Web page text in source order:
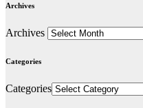
Archives
Archives
Categories
Categories